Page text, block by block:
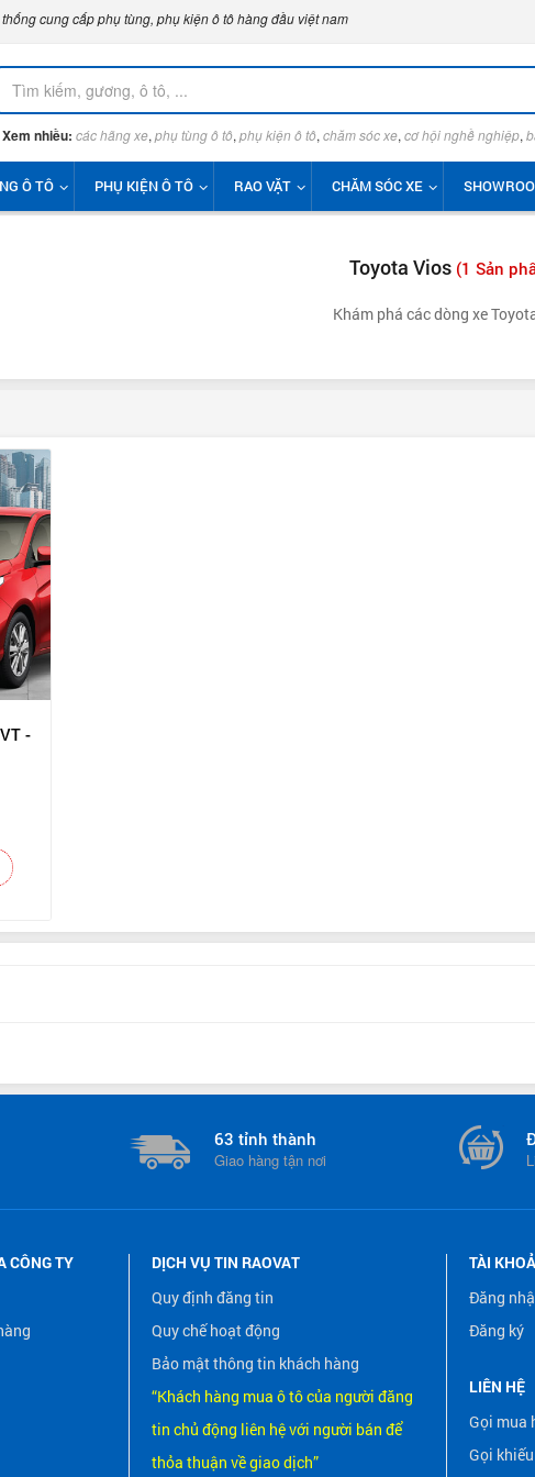
cung cấp phụ tùng, phụ kiện ô tô hàng đầu việt nam
Xem nhiều: các hãng xe, phụ tùng ô tô, phụ kiện ô tô, chăm sóc xe, cơ hội nghề nghiệp,
Ô TÔ PHỤ KIỆN Ô TÔ RAO VẶT CHĂM SÓC XE
Toyota Vios (1 Sản
Khám phá các dòng xe
-
63 tỉnh thành
Giao hàng tận nơi
CÔNG TY
DỊCH VỤ TIN RAOVAT
Quy định đăng tin
Quy chế hoạt động
Bảo mật thông tin khách hàng
“Khách hàng mua ô tô của người đăng
tin chủ động liên hệ với người bán để
thỏa thuận về giao dịch”
TÀI
Đăng
Đăng ký
LIÊN HỆ
Gọi mua
Gọi